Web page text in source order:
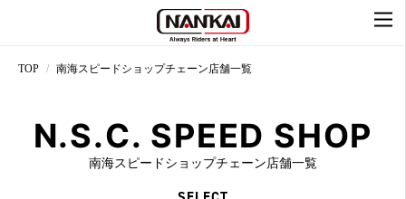
TOP 南海スピードショップチェーン店舗一覧
N.S.C. SPEED SHOP
南海スピードショップチェーン店舗一覧